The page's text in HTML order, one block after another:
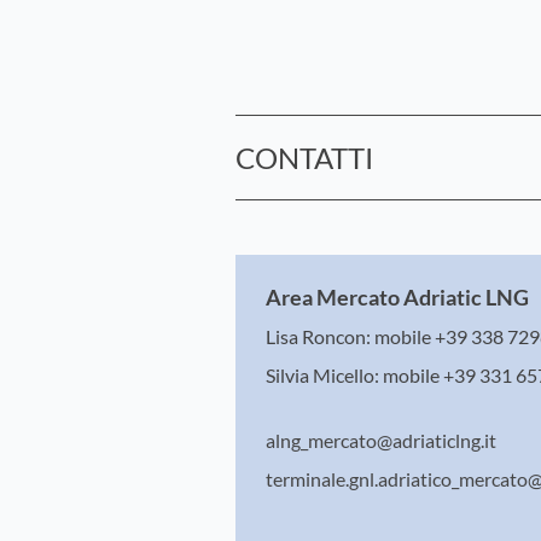
CONTATTI
Area Mercato Adriatic LNG
Lisa Roncon: mobile +39 338
Silvia Micello: mobile +39 331
alng_mercato@adriaticlng.it